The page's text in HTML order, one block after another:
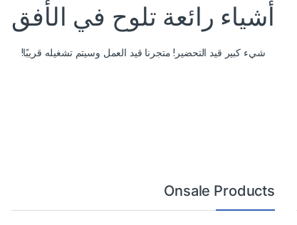
أشياء رائعة تلوح في الأفق
شيء كبير قيد التحضير! متجرنا قيد العمل وسيتم تشغيله قريبًا!
Onsale Products